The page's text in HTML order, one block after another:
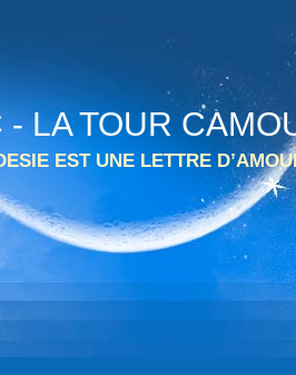
- LA TOUR
EST UNE LETTRE